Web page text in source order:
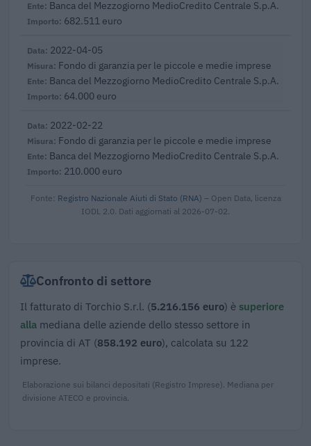
Banca del Mezzogiorno MedioCredito Centrale S.p.A.
682.511 euro
2022-04-05
Fondo di garanzia per le piccole e medie imprese
Banca del Mezzogiorno MedioCredito Centrale S.p.A.
64.000 euro
2022-02-22
Fondo di garanzia per le piccole e medie imprese
Banca del Mezzogiorno MedioCredito Centrale S.p.A.
210.000 euro
Fonte: Registro Nazionale Aiuti di Stato (RNA) – Open Data, licenza
IODL 2.0. Dati aggiornati al 2026-07-02.
Confronto di settore
Il fatturato di Torchio S.r.l. (5.216.156 euro) è superiore
alla mediana delle aziende dello stesso settore in
provincia di AT (858.192 euro), calcolata su 122
imprese.
Elaborazione sui bilanci depositati (Registro Imprese). Mediana per
divisione ATECO e provincia.